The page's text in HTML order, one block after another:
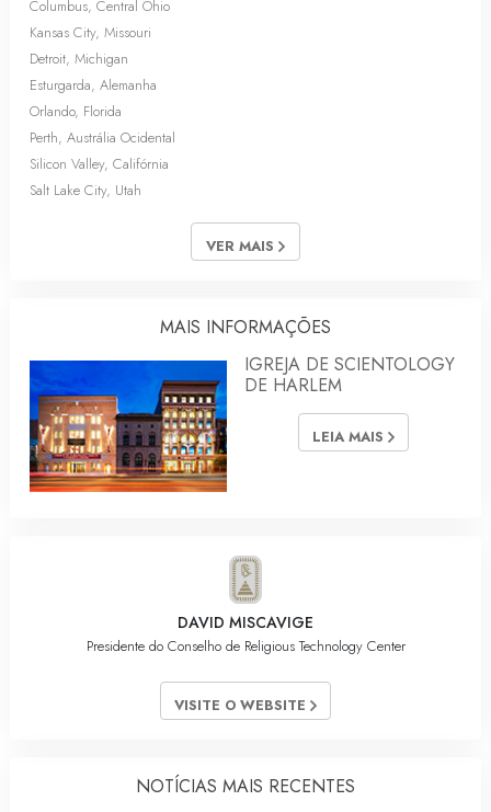
Columbus, Central Ohio
Kansas City, Missouri
Detroit, Michigan
Esturgarda, Alemanha
Orlando, Florida
Perth, Austrália Ocidental
Silicon Valley, Califórnia
Salt Lake City, Utah
VER MAIS
MAIS INFORMAÇÕES
IGREJA DE SCIENTOLOGY
DE HARLEM
LEIA MAIS
DAVID MISCAVIGE
Presidente do Conselho de Religious Technology Center
VISITE O WEBSITE
NOTÍCIAS MAIS RECENTES